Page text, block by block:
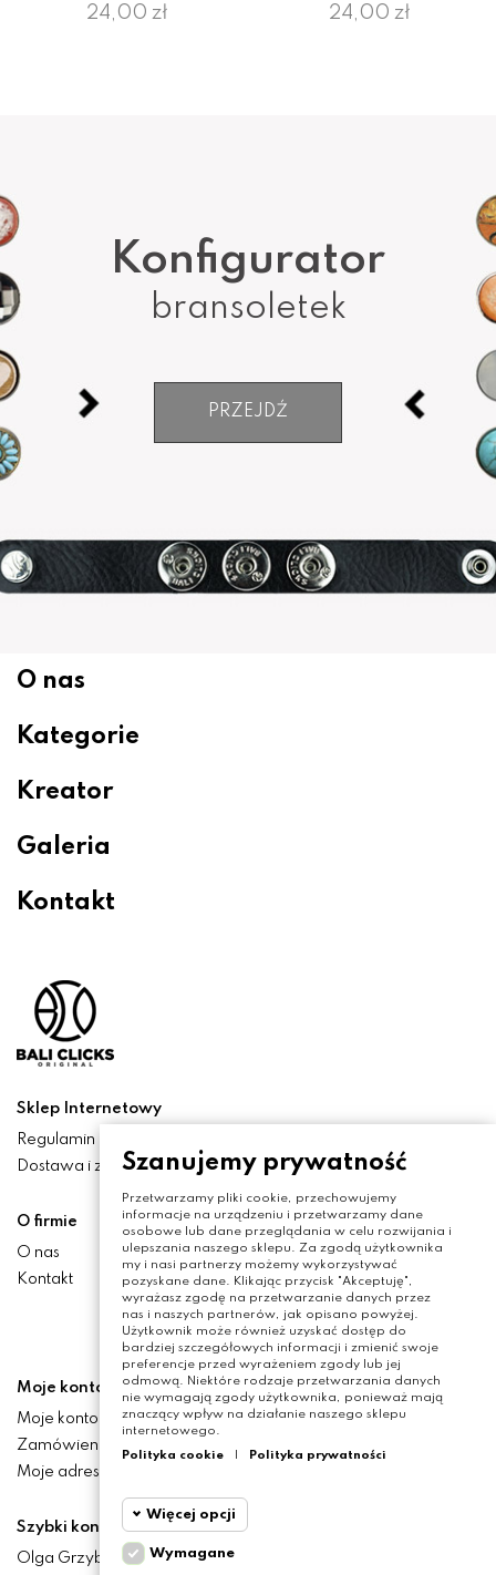
24,00 zł 24,00 zł
Konfigurator
bransoletek
PRZEJDŹ
O nas
Kategorie
Kreator
Galeria
Kontakt
Sklep Internetowy
Regulamin
Dostawa i zwroty
O firmie
O nas
Kontakt
Moje konto
Moje konto
Zamówienia
Moje adresy
Szybki kontakt
Olga Grzyb STILO
Szanujemy prywatność
Przetwarzamy pliki cookie, przechowujemy
informacje na urządzeniu i przetwarzamy dane
osobowe lub dane przeglądania w celu rozwijania i
ulepszania naszego sklepu. Za zgodą użytkownika
my i nasi partnerzy możemy wykorzystywać
pozyskane dane. Klikając przycisk "Akceptuję",
wyrażasz zgodę na przetwarzanie danych przez
nas i naszych partnerów, jak opisano powyżej.
Użytkownik może również uzyskać dostęp do
bardziej szczegółowych informacji i zmienić swoje
preferencje przed wyrażeniem zgody lub jej
odmową. Niektóre rodzaje przetwarzania danych
nie wymagają zgody użytkownika, ponieważ mają
znaczący wpływ na działanie naszego sklepu
internetowego.
Polityka cookie
Polityka prywatności
Więcej opcji
Wymagane